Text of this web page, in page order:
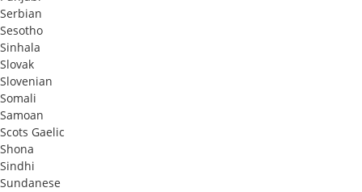
Serbian
Sesotho
Sinhala
Slovak
Slovenian
Somali
Samoan
Scots Gaelic
Shona
Sindhi
Sundanese